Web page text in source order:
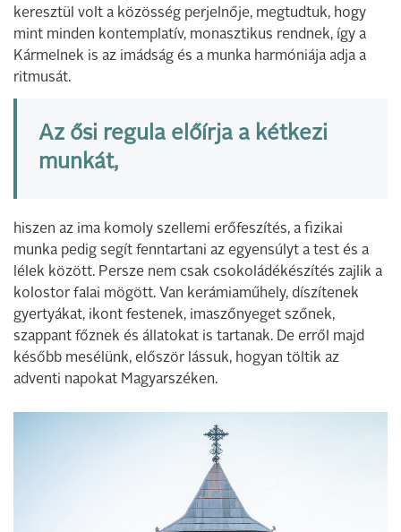
keresztül volt a közösség perjelnője, megtudtuk, hogy
mint minden kontemplatív, monasztikus rendnek, így a
Kármelnek is az imádság és a munka harmóniája adja a
ritmusát.
Az ősi regula előírja a kétkezi
munkát,
hiszen az ima komoly szellemi erőfeszítés, a fizikai
munka pedig segít fenntartani az egyensúlyt a test és a
lélek között. Persze nem csak csokoládékészítés zajlik a
kolostor falai mögött. Van kerámiaműhely, díszítenek
gyertyákat, ikont festenek, imaszőnyeget szőnek,
szappant főznek és állatokat is tartanak. De erről majd
később mesélünk, először lássuk, hogyan töltik az
adventi napokat Magyarszéken.